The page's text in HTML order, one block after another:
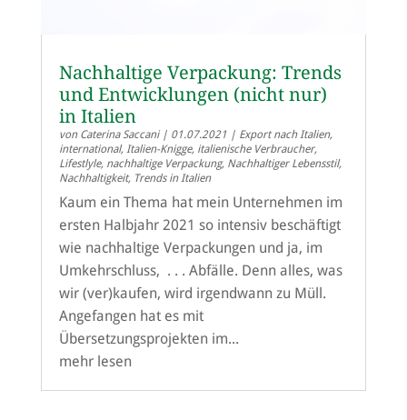
Nachhaltige Verpackung: Trends
und Entwicklungen (nicht nur)
in Italien
von Caterina Saccani| 01.07.2021 | Export nach Italien,
international, Italien-Knigge, italienische Verbraucher,
Lifestlyle, nachhaltige Verpackung, Nachhaltiger Lebensstil,
Nachhaltigkeit, Trends in Italien
Kaum ein Thema hat mein Unternehmen im
ersten Halbjahr 2021 so intensiv beschäftigt
wie nachhaltige Verpackungen und ja, im
Umkehrschluss, . . . Abfälle. Denn alles, was
wir (ver)kaufen, wird irgendwann zu Müll.
Angefangen hat es mit
Übersetzungsprojekten im...
mehr lesen